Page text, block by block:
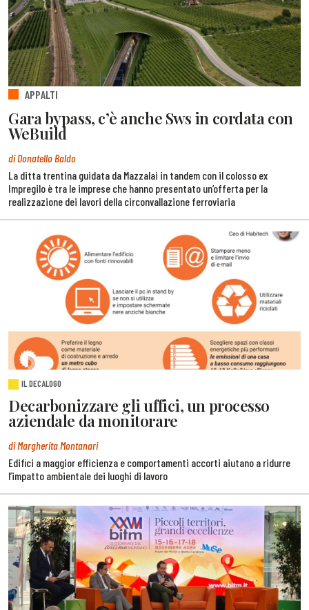
APPALTI
Gara bypass, c’è anche Sws in cordata con
WeBuild
di Donatello Baldo
La ditta trentina guidata da Mazzalai in tandem con il colosso ex
Impregilo è tra le imprese che hanno presentato un’offerta per la
realizzazione dei lavori della circonvallazione ferroviaria
IL DECALOGO
Decarbonizzare gli uffici, un processo
aziendale da monitorare
di Margherita Montanari
Edifici a maggior efficienza e comportamenti accorti aiutano a ridurre
l’impatto ambientale dei luoghi di lavoro